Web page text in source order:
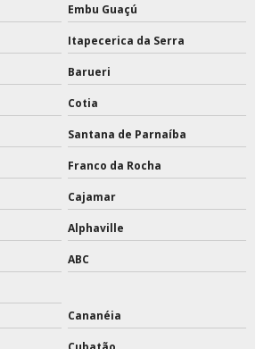
Embu Guaçú
Itapecerica da Serra
Barueri
Cotia
Santana de Parnaíba
Franco da Rocha
Cajamar
Alphaville
ABC
Cananéia